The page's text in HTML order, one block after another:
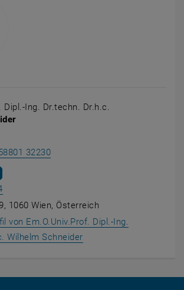
Dipl.-Ing. Dr.techn. Dr.h.c.
32230Wilhelm Schneider anrufen
SCHNEIDER SENDEN
Raum BA07F04 auf der Karte anzeigen ,
1060 Wien, Österreich
von Em.O.Univ.Prof. Dipl.-Ing.
Wilhelm Schneider, öffnet eine externe